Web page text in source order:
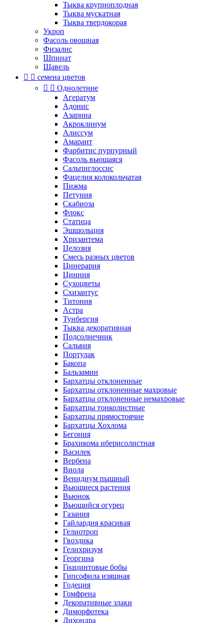
Тыква крупноплодная
Тыква мускатная
Тыква твердокорая
Укроп
Фасоль овощная
Физалис
Шпинат
Щавель
  семена цветов
  Однолетние
Агератум
Адонис
Азарина
Акроклинум
Алиссум
Амарант
Фарбитис пурпурный
Фасоль вьющаяся
Сальпиглоссис
Фацелия колокольчатая
Пижма
Петуния
Скабиоза
Флокс
Статица
Эшшольция
Хризантема
Целозия
Смесь разных цветов
Цинерария
Цинния
Сухоцветы
Схизантус
Титония
Астра
Тунбергия
Тыква декоративная
Подсолнечник
Сальвия
Портулак
Бакопа
Бальзамин
Бархатцы отклоненные
Бархатцы отклоненные махровые
Бархатцы отклоненные немахровые
Бархатцы тонколистные
Бархатцы прямостоячие
Бархатцы Хохлома
Бегония
Брахикома иберисолистная
Василек
Вербена
Виола
Венидиум пышный
Вьющиеся растения
Вьюнок
Вьющийся огурец
Газания
Гайлардия красивая
Гелиотроп
Гвоздика
Гелихризум
Георгина
Гиацинтовые бобы
Гипсофила изящная
Годеция
Гомфрена
Декоративные злаки
Диморфотека
Дихондра